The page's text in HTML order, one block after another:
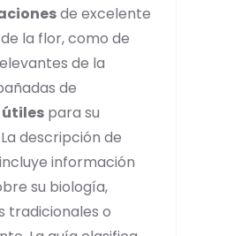
de excelente
la flor, como de
de la
de
para su
descripción de
información
su biología,
tradicionales o